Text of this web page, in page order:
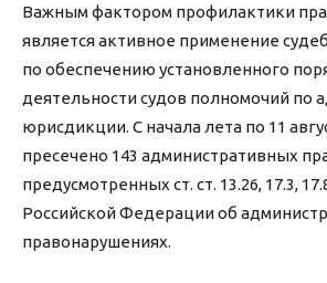
Важным фактором профилактики
является активное применение
по обеспечению установленного
деятельности судов полномочий по
юрисдикции. С начала лета по 11
пресечено 143 административных
предусмотренных ст. ст. 13.26, 17.3,
Российской Федерации об
правонарушениях.